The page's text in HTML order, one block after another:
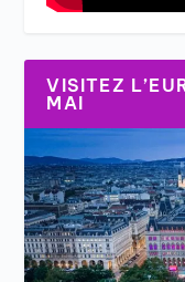
VISITEZ
MAI